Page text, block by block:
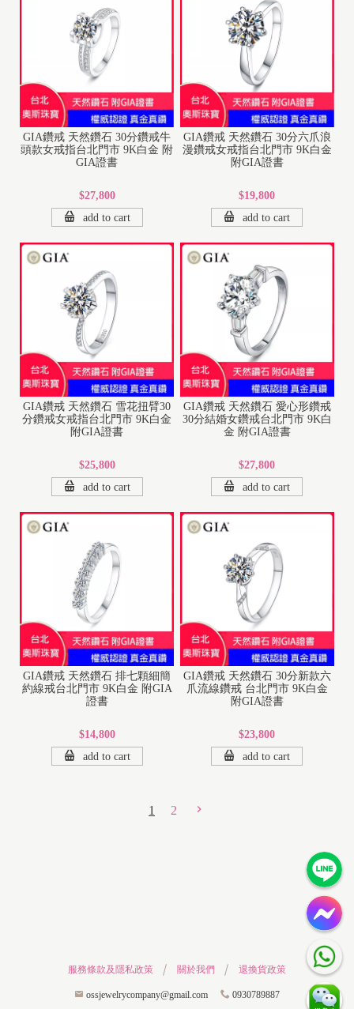
GIA鑽戒 天然鑽石 30分鑽戒牛
頭款女戒指台北門市 9K白金 附
GIA證書
$27,800
add to cart
GIA鑽戒 天然鑽石 30分六爪浪
漫鑽戒女戒指台北門市 9K白金
附GIA證書
$19,800
add to cart
GIA鑽戒 天然鑽石 雪花扭臂30
分鑽戒女戒指台北門市 9K白金
附GIA證書
$25,800
add to cart
GIA鑽戒 天然鑽石 愛心形鑽戒
30分結婚女鑽戒台北門市 9K白
金 附GIA證書
$27,800
add to cart
GIA鑽戒 天然鑽石 排七顆細簡
約線戒台北門市 9K白金 附GIA
證書
$14,800
add to cart
GIA鑽戒 天然鑽石 30分新款六
爪流線鑽戒 台北門市 9K白金
附GIA證書
$23,800
add to cart
1 2
服務條款及隱私政策 關於我們 退換貨政策
ossjewelrycompany@gmail.com
0930789887